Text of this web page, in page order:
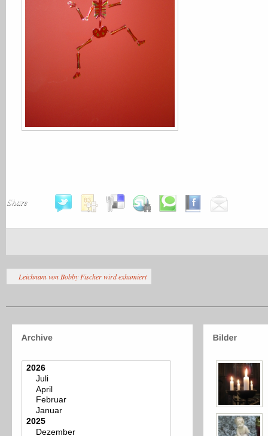
Share
Leichnam von Bobby Fischer wird exhumiert